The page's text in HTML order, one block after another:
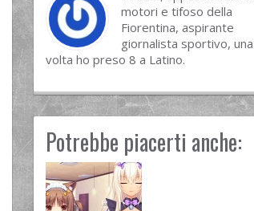
motori e tifoso della
Fiorentina, aspirante
giornalista sportivo, una
volta ho preso 8 a Latino.
Potrebbe piacerti anche: